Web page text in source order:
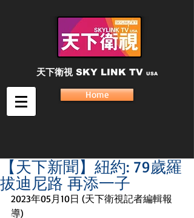
天下衛視 SKY LINK TV USA
Home
【天下新聞】紐約: 79歲羅
拔迪尼路 再添一子
2023年05月10日 (天下衛視記者編輯報
導)